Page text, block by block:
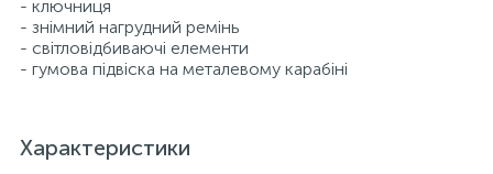
- ключниця
- знімний нагрудний ремінь
- світловідбиваючі елементи
- гумова підвіска на металевому карабіні
Характеристики